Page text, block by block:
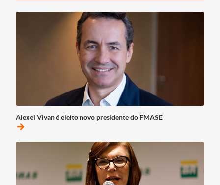
Alexei Vivan é eleito novo presidente do FMASE
arrow_forward